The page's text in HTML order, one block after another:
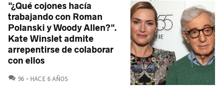
"¿Qué cojones hacía
trabajando con Roman
Polanski y Woody Allen?".
Kate Winslet admite
arrepentirse de colaborar
con ellos
96 COMENTARIOS
HACE 6 AÑOS